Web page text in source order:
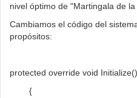
nivel óptimo de "Martingala de la
Cambiamos el código del
propósitos:
protected override void Initialize()
{